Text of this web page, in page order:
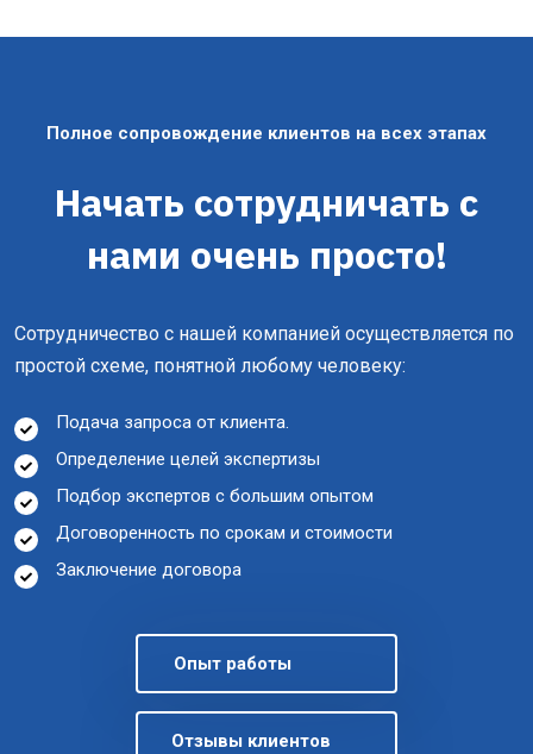
Полное сопровождение клиентов на всех этапах
Начать сотрудничать с
нами очень просто!
Сотрудничество с нашей компанией осуществляется по
простой схеме, понятной любому человеку:
Подача запроса от клиента.
Определение целей экспертизы
Подбор экспертов с большим опытом
Договоренность по срокам и стоимости
Заключение договора
Опыт работы
Отзывы клиентов